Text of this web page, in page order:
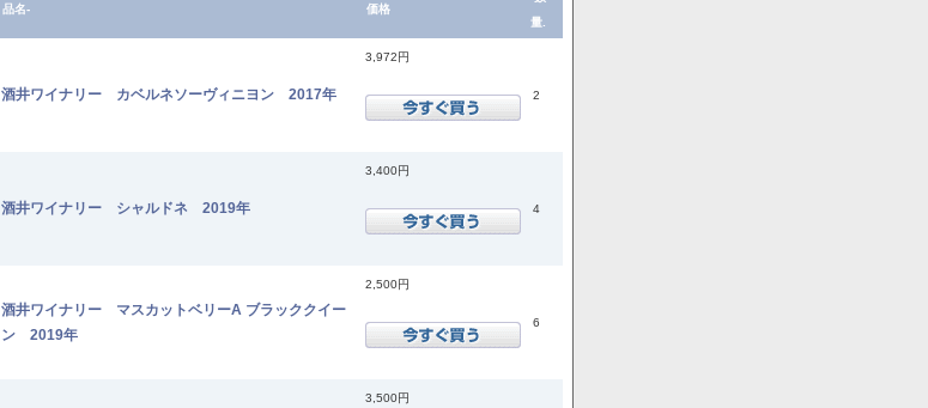
品名- 価格
量.
酒井ワイナリー カベルネソーヴィニヨン 2017年
3,972円
2
酒井ワイナリー シャルドネ 2019年
3,400円
4
酒井ワイナリー マスカットベリーA ブラッククイー
ン 2019年
2,500円
6
3,500円